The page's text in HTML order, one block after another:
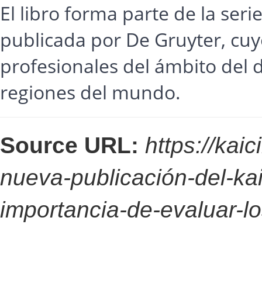
El libro forma parte de la
publicada por De Gruyter,
profesionales del ámbito del
regiones del mundo.
Source URL: https://
nueva-publicación-del-
importancia-de-evaluar-